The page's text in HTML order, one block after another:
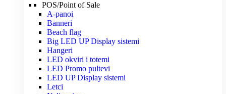
POS/Point of Sale
A-panoi
Banneri
Beach flag
Big LED UP Display sistemi
Hangeri
LED okviri i totemi
LED Promo pultevi
LED UP Display sistemi
Letci